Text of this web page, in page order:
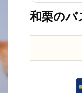
和栗のバ